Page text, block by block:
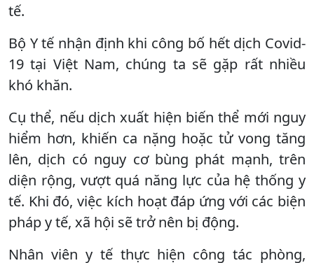
tế.
Bộ Y tế nhận định khi công bố hết dịch Covid-
19 tại Việt Nam, chúng ta sẽ gặp rất nhiều
khó khăn.
Cụ thể, nếu dịch xuất hiện biến thể mới nguy
hiểm hơn, khiến ca nặng hoặc tử vong tăng
lên, dịch có nguy cơ bùng phát mạnh, trên
diện rộng, vượt quá năng lực của hệ thống y
tế. Khi đó, việc kích hoạt đáp ứng với các biện
pháp y tế, xã hội sẽ trở nên bị động.
Nhân viên y tế thực hiện công tác phòng,